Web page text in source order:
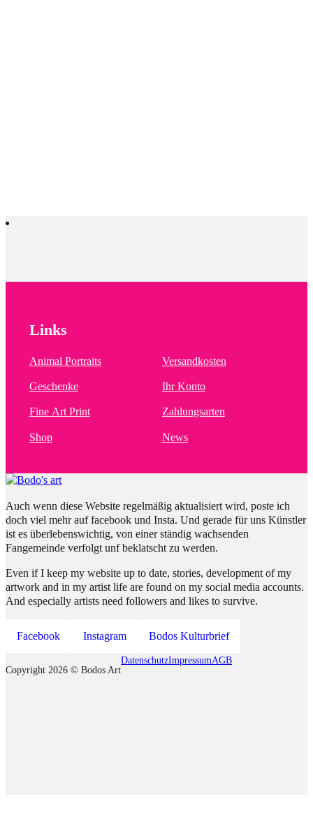
Auch wenn diese Website regelmäßig aktualisiert wird, poste ich
doch viel mehr auf facebook und Insta. Und gerade für uns Künstler
ist es überlebenswichtig, von einer ständig wachsenden
Fangemeinde verfolgt unf beklatscht zu werden.
Even if I keep my website up to date, stories, development of my
artwork and in my artist life are found on my social media accounts.
And especially artists need followers and likes to survive.
Facebook Instagram Bodos Kulturbrief
Copyright 2026 © Bodos Art
DatenschutzImpressumAGB
Links
Animal Portraits
Geschenke
Fine Art Print
Shop
Versandkosten
Ihr Konto
Zahlungsarten
News